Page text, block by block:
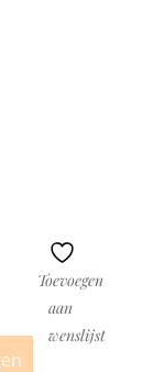
Toevoegen
aan
wenslijst